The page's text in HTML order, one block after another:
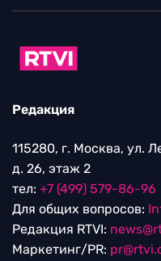
Редакция
115280, г. Москва, ул.
д. 26, этаж 2
тел: +7 (499) 579-86-96
Для общих вопросов:
Редакция RTVI:
Маркетинг/PR: